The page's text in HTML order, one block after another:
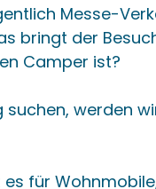
Messe-
bringt der
Camper ist?
werden
für